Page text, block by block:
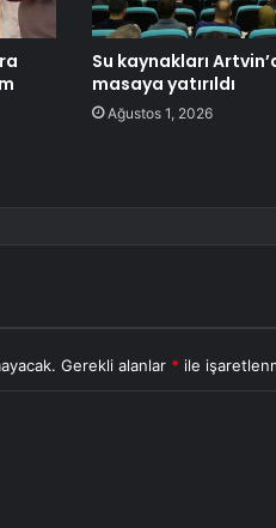
Su kaynakları
masaya yatırıldı
Ağustos 1, 2026
Gerekli alanlar * ile